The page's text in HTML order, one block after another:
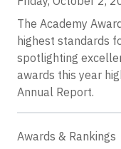
The Academy
highest standards
spotlighting
awards this year
Annual Report.
Awards & Rankings